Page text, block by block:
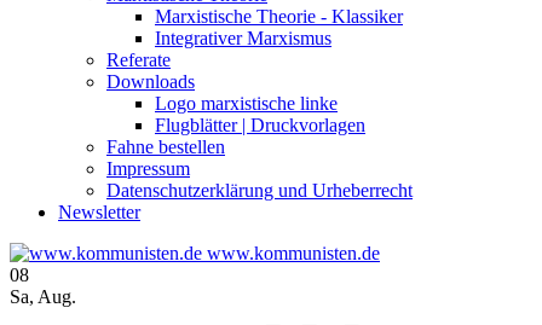
Marxistische Theorie - Klassiker
Integrativer Marxismus
Referate
Downloads
Logo marxistische linke
Flugblätter | Druckvorlagen
Fahne bestellen
Impressum
Datenschutzerklärung und Urheberrecht
Newsletter
www.kommunisten.de
08
Sa, Aug.